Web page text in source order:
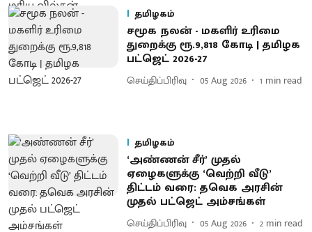
தமிழகம்
சமூக நலன் - மகளிர் உரிமை
துறைக்கு ரூ.9,818 கோடி | தமிழக
பட்ஜெட் 2026-27
செய்திப்பிரிவு 05 Aug 2026 1 min read
தமிழகம்
‘அண்ணன் சீர்’ முதல்
ஏழைகளுக்கு ‘வெற்றி வீடு’
திட்டம் வரை: தவெக அரசின்
முதல் பட்ஜெட் அம்சங்கள்
செய்திப்பிரிவு 05 Aug 2026 2 min read